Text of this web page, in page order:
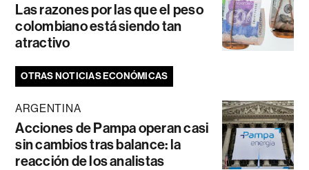
Las razones por las que el peso
colombiano está siendo tan
atractivo
OTRAS NOTICIAS ECONÓMICAS
ARGENTINA
Acciones de Pampa operan casi
sin cambios tras balance: la
reacción de los analistas